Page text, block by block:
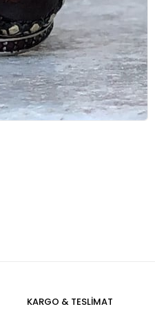
KARGO & TESLIMAT